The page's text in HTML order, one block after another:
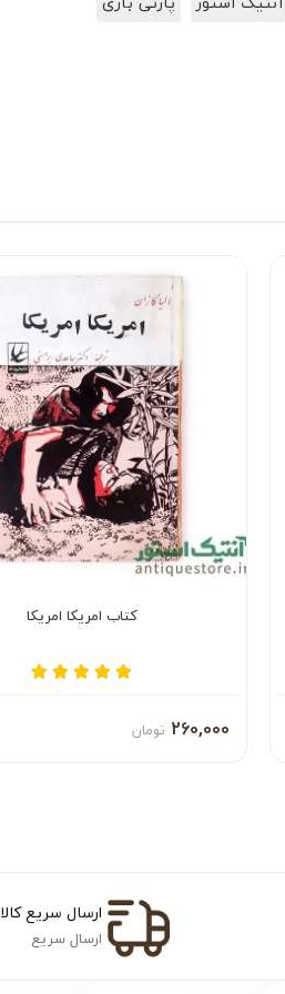
کتاب امریکا امریکا
260,000 تومان
ارسال سریع کالا
ارسال سریع